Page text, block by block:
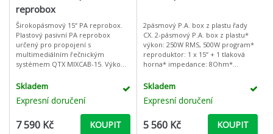
reprobox
Širokopásmový 15“ PA reprobox.
Plastový pasivní PA reprobox
určený pro propojení s
multimediálním řečnickým
systémem QTX MIXCAB-15. Výkon
2“ výškový reproduktor, robustní
Skladem
Expresní doručení
7 590 Kč KOUPIT
2pásmový P.A. box z plastu řady
CX. 2-pásmový P.A. box z plastu*
výkon: 250W RMS, 500W program*
reproduktor: 1 x 15“ + 1 tlaková
horna* impedance: 8Ohm*
citlivost: 95dB/W@1M* váha:20 Kg
Skladem
Expresní doručení
5 560 Kč KOUPIT